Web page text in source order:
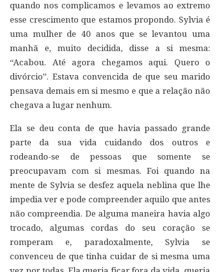
quando nos complicamos e levamos ao extremo
esse crescimento que estamos propondo. Sylvia é
uma mulher de 40 anos que se levantou uma
manhã e, muito decidida, disse a si mesma:
“Acabou. Até agora chegamos aqui. Quero o
divórcio”. Estava convencida de que seu marido
pensava demais em si mesmo e que a relação não
chegava a lugar nenhum.
Ela se deu conta de que havia passado grande
parte da sua vida cuidando dos outros e
rodeando-se de pessoas que somente se
preocupavam com si mesmas. Foi quando na
mente de Sylvia se desfez aquela neblina que lhe
impedia ver e pode compreender aquilo que antes
não compreendia. De alguma maneira havia algo
trocado, algumas cordas do seu coração se
romperam e, paradoxalmente, Sylvia se
convenceu de que tinha cuidar de si mesma uma